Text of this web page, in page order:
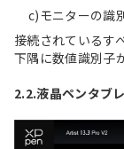
c)モニターの識
接続されているす
下隅に数値識別子
2.2.液晶ペンタブ